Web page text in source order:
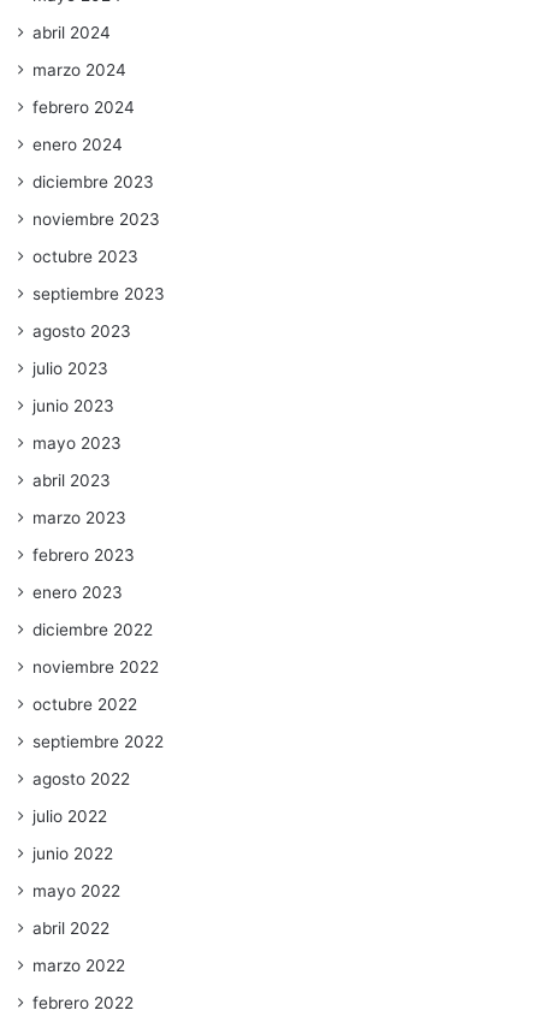
abril 2024
marzo 2024
febrero 2024
enero 2024
diciembre 2023
noviembre 2023
octubre 2023
septiembre 2023
agosto 2023
julio 2023
junio 2023
mayo 2023
abril 2023
marzo 2023
febrero 2023
enero 2023
diciembre 2022
noviembre 2022
octubre 2022
septiembre 2022
agosto 2022
julio 2022
junio 2022
mayo 2022
abril 2022
marzo 2022
febrero 2022